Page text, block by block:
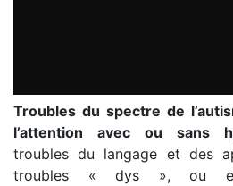
Troubles du spectre de
l’attention avec ou sans
troubles du langage et des
troubles « dys », ou